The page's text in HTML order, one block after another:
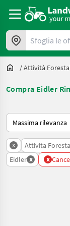
Sfoglia le offerte
/Attività
Compra Eidler
Ecco come viene
x Attivita
Eidler x x